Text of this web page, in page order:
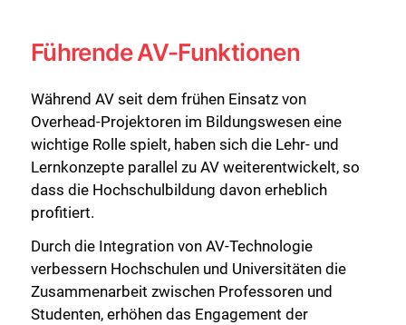
Führende AV-Funktionen
Während AV seit dem frühen Einsatz von
Overhead-Projektoren im Bildungswesen eine
wichtige Rolle spielt, haben sich die Lehr- und
Lernkonzepte parallel zu AV weiterentwickelt, so
dass die Hochschulbildung davon erheblich
profitiert.
Durch die Integration von AV-Technologie
verbessern Hochschulen und Universitäten die
Zusammenarbeit zwischen Professoren und
Studenten, erhöhen das Engagement der